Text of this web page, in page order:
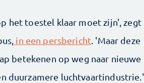
het toestel klaar moet zijn', zegt
in een persbericht. 'Maar deze
betekenen op weg naar nieuwe
duurzamere luchtvaartindustrie.'